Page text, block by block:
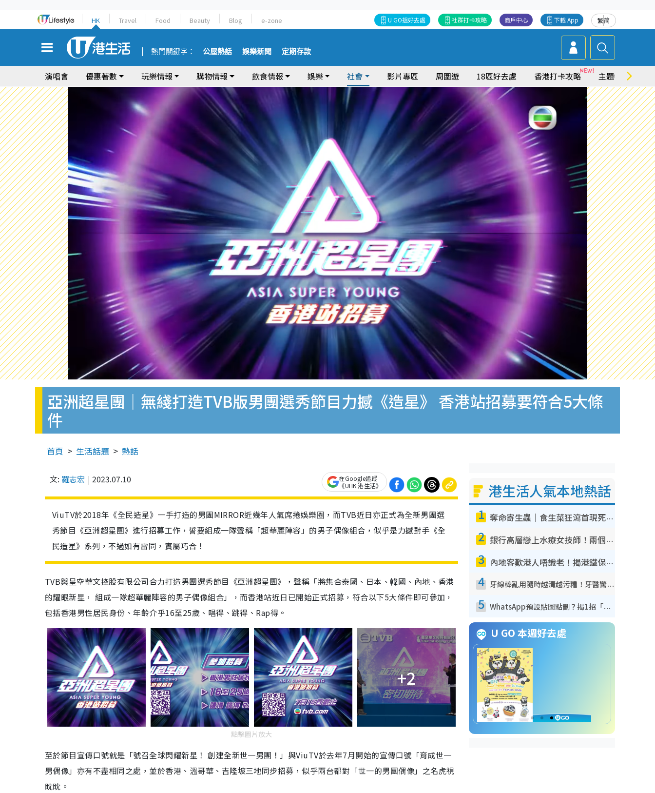
HK Travel Food Beauty Blog e-zone 繁简
下載 App
商戶中心
社群打卡攻略
U GO搵好去處
熱門關鍵字： 公屋熱話 娛樂新聞 定期存款
演唱會 優惠著數 玩樂情報 購物情報 飲食情報 娛樂 社會 影片專區 周圍遊 18區好去處 香港打卡攻略 主題特集
亞洲超星團｜無綫打造TVB版男團選秀節目力撼《造星》 香港站招募要符合5大條
件
首頁 生活話題 熱話
文: 羅志宏 2023.07.10
在Google追蹤
《UHK 港生活》
ViuTV於2018年《全民造星》一手打造的男團MIRROR近幾年人氣席捲娛樂圈，而TVB近日亦正式為全新男團選
秀節目《亞洲超星團》進行招募工作，誓要組成一隊聲稱「超華麗陣容」的男子偶像組合，似乎是力撼對手《全
民造星》系列，不過如有雷同，實屬巧合！
TVB與星空華文控股有限公司合力打造男團選秀節目《亞洲超星團》，聲稱「將集合泰國、日本、韓國、內地、香港
的耀眼新星， 組成一隊超華麗陣容的男子偶像組合」，而香港站近日已開始正式招募，符合以下5大條件即可參加，
包括香港男性居民身份、年齡介乎16至25歲、唱得、跳得、Rap得。
+2
點擊圖片放大
至於節目宣傳口號就是「號召全球閃耀新星！ 創建全新世一男團！」與ViuTV於去年7月開始的宣傳口號「育成世一
男偶像」亦有不盡相同之處，並於香港、溫哥華、吉隆坡三地同步招募，似乎兩台都對「世一的男團偶像」之名虎視
眈眈。
港生活人氣本地熱話
1 奪命寄生蟲｜食生菜狂瀉首現死者！疫潮惡化錄1.8萬宗病例 揭洗菜3大謬誤
2 銀行高層戀上水療女技師！兩個月借128萬驚覺「沉船」沉落火海 揭背後疑似邪教操控賣淫
3 內地客歎港人唔識老！揭港鐵保鮮級冷氣 港人求放過：咪投訴
4 牙線棒亂用隨時越清越污糟！牙醫驚揭盲目過戶細菌恐致蛀牙：呢種先係日常真保養
5 WhatsApp預設貼圖點刪？揭1招「反向操作」還原簡潔介面 附3步實測教學
U GO 本週好去處